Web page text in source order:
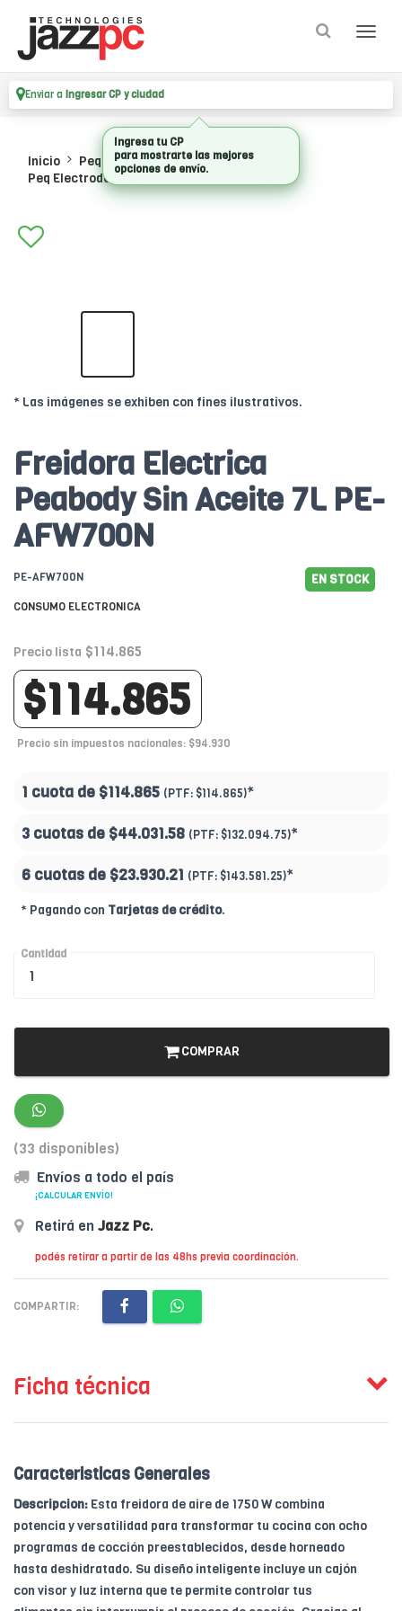
Enviar a Ingresar CP y ciudad
Inicio
Pequenos Electrodomesticos
Peq Electrodomestico
* Las imágenes se exhiben con fines ilustrativos.
Freidora Electrica
Peabody Sin Aceite 7L PE-
AFW700N
PE-AFW700N EN STOCK
CONSUMO ELECTRONICA
Precio lista $114.865
$114.865
Precio sin impuestos nacionales: $94.930
1 cuota de $114.865 (PTF: $114.865)*
3 cuotas de $44.031.58 (PTF: $132.094.75)*
6 cuotas de $23.930.21 (PTF: $143.581.25)*
* Pagando con Tarjetas de crédito.
Cantidad
COMPRAR
(33 disponibles)
Envíos a todo el país
¡CALCULAR ENVÍO!
Retirá en Jazz Pc.
podés retirar a partir de las 48hs previa coordinación.
COMPARTIR:
Ficha técnica
Caracteristicas Generales
Descripcion: Esta freidora de aire de 1750 W combina
potencia y versatilidad para transformar tu cocina con ocho
programas de cocción preestablecidos, desde horneado
hasta deshidratado. Su diseño inteligente incluye un cajón
con visor y luz interna que te permite controlar tus
Ingresa tu CP
para mostrarte las mejores
opciones de envío.